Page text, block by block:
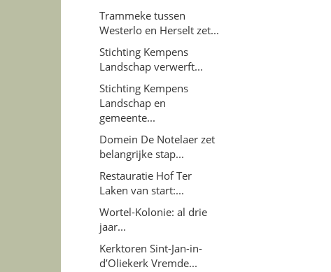
Trammeke tussen
Westerlo en Herselt zet...
Stichting Kempens
Landschap verwerft...
Stichting Kempens
Landschap en
gemeente...
Domein De Notelaer zet
belangrijke stap...
Restauratie Hof Ter
Laken van start:...
Wortel-Kolonie: al drie
jaar...
Kerktoren Sint-Jan-in-
d’Oliekerk Vremde...